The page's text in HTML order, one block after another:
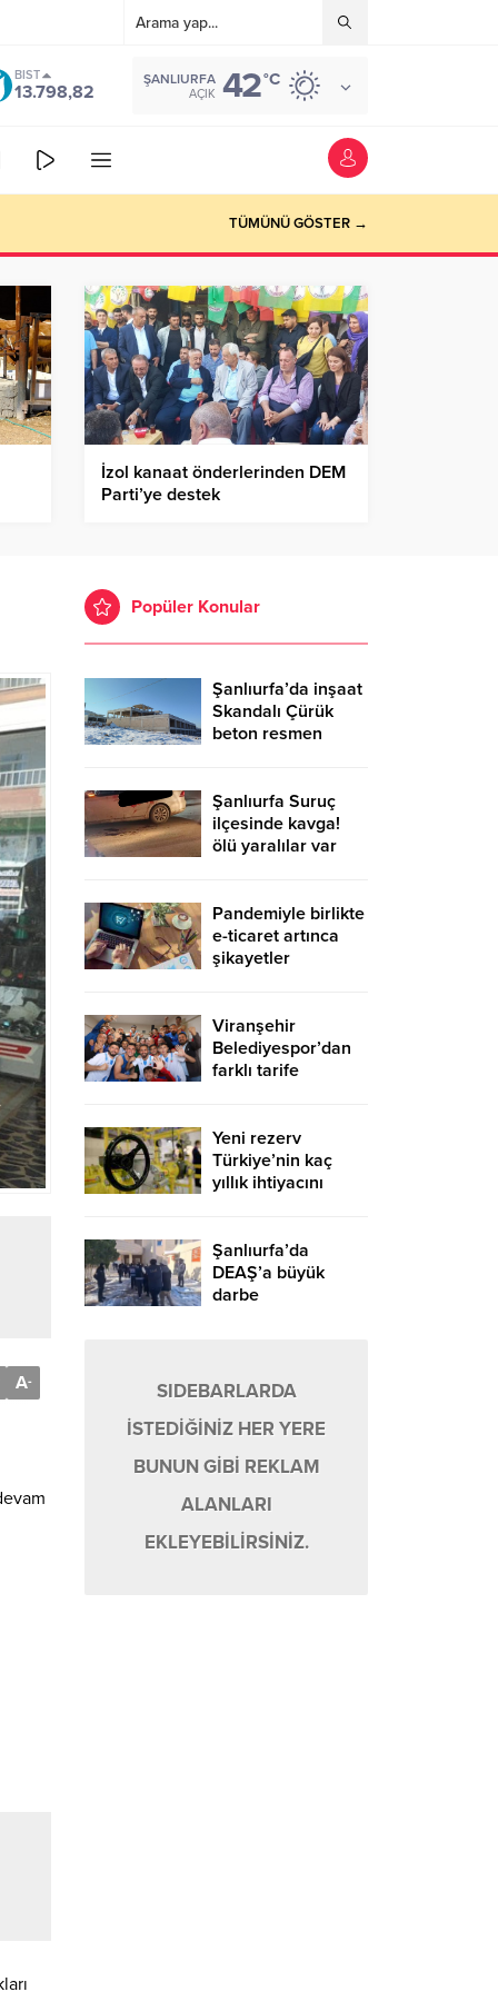
BIST
13.798,82
ŞANLIURFA
AÇIK 42°C
TÜMÜNÜ GÖSTER →
İzol kanaat önderlerinden DEM
Parti’ye destek
A-
Popüler Konular
Şanlıurfa’da inşaat
Skandalı Çürük
beton resmen
Şanlıurfa Suruç
ilçesinde kavga!
ölü yaralılar var
Pandemiyle birlikte
e-ticaret artınca
şikayetler
Viranşehir
Belediyespor’dan
farklı tarife
Yeni rezerv
Türkiye’nin kaç
yıllık ihtiyacını
Şanlıurfa’da
DEAŞ’a büyük
darbe
SIDEBARLARDA
İSTEDİĞİNİZ HER YERE
BUNUN GİBİ REKLAM
ALANLARI
EKLEYEBİLİRSİNİZ.